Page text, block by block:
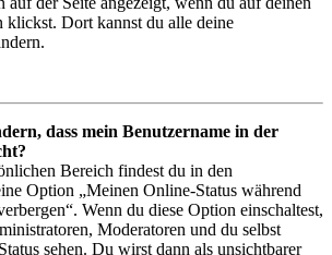
klickst. Dort kannst du alle deine
dass mein Benutzername in der
Bereich findest du in den
Option „Meinen Online-Status während
Wenn du diese Option einschaltest,
Moderatoren und du selbst
sehen. Du wirst dann als unsichtbarer